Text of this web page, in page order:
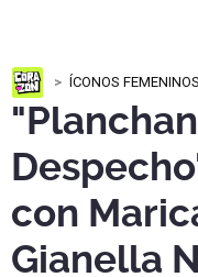
ÍCONOS FEMENINOS
con
Gianella